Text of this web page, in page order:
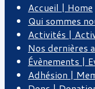
Accueil | Home
Qui sommes
Activités |
Nos dernières
Évènements |
Adhésion |